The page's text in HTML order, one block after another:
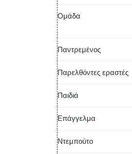
Ομάδα
Παντρεμένος
Παρελθόντες εραστές
Παιδιά
Επάγγελμα
Ντεμπούτο